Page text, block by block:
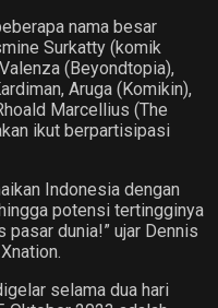
nama besar
Surkatty (komik
(Beyondtopia),
Aruga (Komikin),
Marcellius (The
ikut berpartisipasi
Indonesia dengan
potensi tertingginya
pasar dunia!” ujar Dennis
selama dua hari